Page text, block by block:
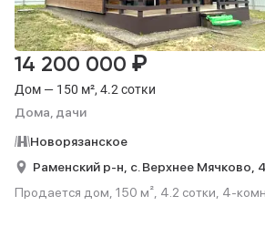
Дом — 150 м², 4.2 сотки
Дома, дачи
14 200 000 ₽
Новорязанское
Раменский р-н, с. Верхнее Мячково,
Продается дом, 150 м², 4.2 сотки, 4-комн..